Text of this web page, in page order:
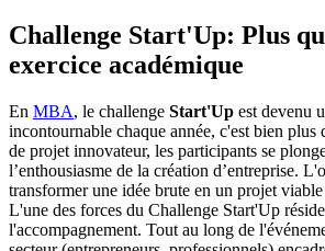
Challenge Start'Up: Plus
exercice académique
En MBA, le challenge Start'Up est devenu
incontournable chaque année, c'est bien plus
de projet innovateur, les participants se
l’enthousiasme de la création d’entreprise.
transformer une idée brute en un projet
L'une des forces du Challenge Start'Up
l'accompagnement. Tout au long de